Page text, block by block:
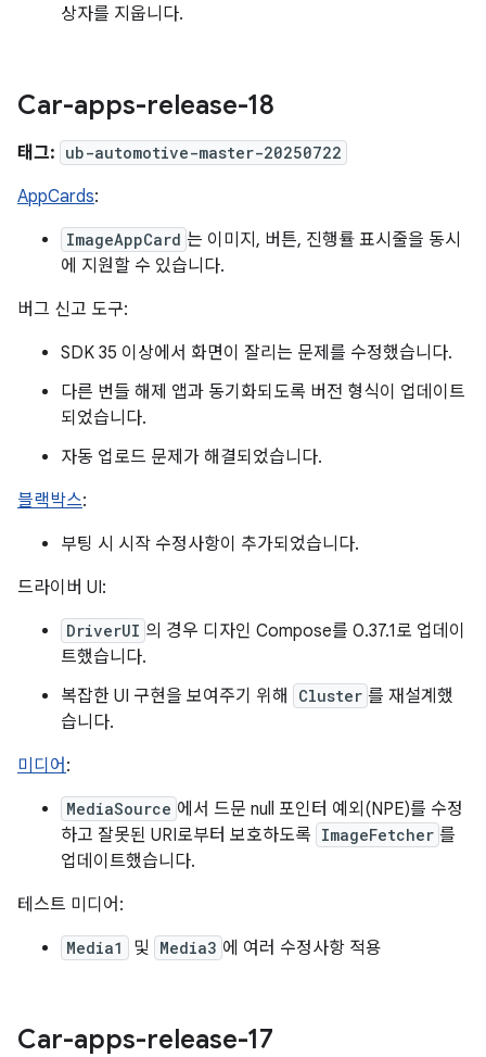
상자를 지웁니다.
Car-apps-release-18
태그: ub-automotive-master-20250722
AppCards:
ImageAppCard 는 이미지, 버튼, 진행률 표시줄을 동시
에 지원할 수 있습니다.
버그 신고 도구:
SDK 35 이상에서 화면이 잘리는 문제를 수정했습니다.
다른 번들 해제 앱과 동기화되도록 버전 형식이 업데이트
되었습니다.
자동 업로드 문제가 해결되었습니다.
블랙박스:
부팅 시 시작 수정사항이 추가되었습니다.
드라이버 UI:
DriverUI 의 경우 디자인 Compose를 0.37.1로 업데이
트했습니다.
복잡한 UI 구현을 보여주기 위해
Cluster 를 재설계했
습니다.
미디어 :
MediaSource 에서 드문 null 포인터 예외(NPE)를 수정
하고 잘못된 URI로부터 보호하도록 ImageFetcher 를
업데이트했습니다.
테스트 미디어:
Media1 및 Media3 에 여러 수정사항 적용
Car-apps-release-17